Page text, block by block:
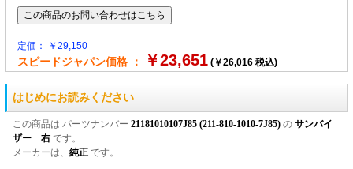
定価： ￥29,150
スピードジャパン価格 ： ￥23,651 (￥26,016 税込)
はじめにお読みください
この商品は パーツナンバー 21181010107J85 (211-810-1010-7J85) の サンバイ
ザー 右 です。
メーカーは、 純正 です。